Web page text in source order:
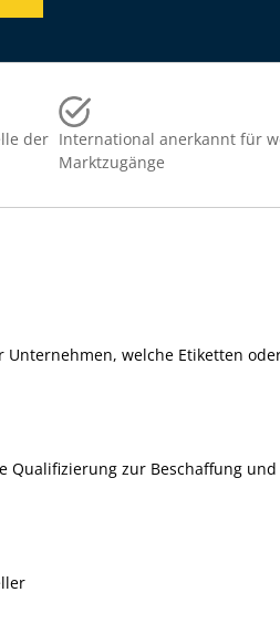
der International anerkannt für
Marktzugänge
welche Etiketten
Qualifizierung zur Beschaffung